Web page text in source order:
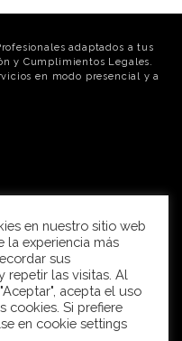
adaptados a tus
y Cumplimientos Legales.
en modo presencial y a
Y REDES SOCIALES
Y PREGUNTAS
en nuestro sitio web
la experiencia más
sus
repetir las visitas. Al
acepta el uso
cookies. Si prefiere
en cookie settings